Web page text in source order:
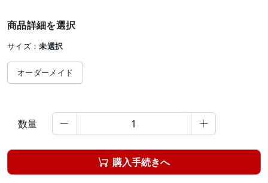
商品詳細を選択
サイズ：未選択
オーダーメイド
数量  
 購入手続きへ